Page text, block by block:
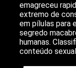
emagreceu
extremo de
em pílulas para
segredo
humanas.
conteúdo